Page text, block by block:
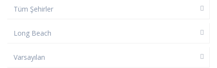
Tüm Şehirler
Long Beach
Varsayılan
Long